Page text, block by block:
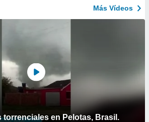
Más Vídeos
torrenciales en Pelotas, Brasil.